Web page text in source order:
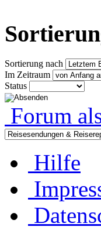
Sortierung nach
Im Zeitraum
Status
Forum
Hilfe